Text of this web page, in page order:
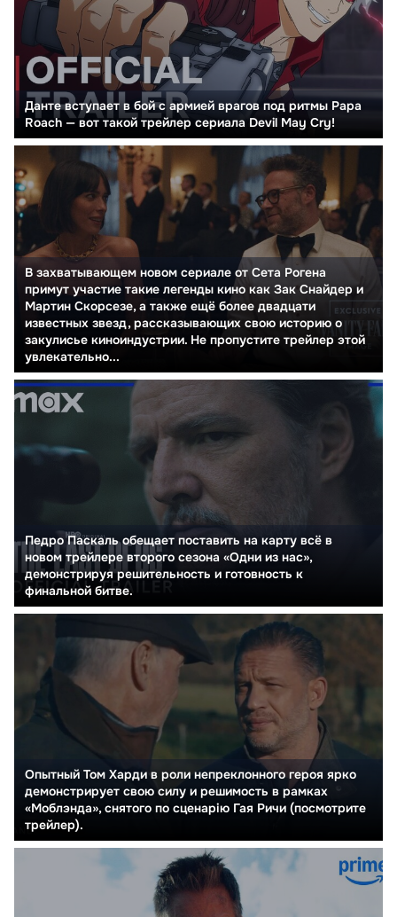
Данте вступает в бой с армией врагов под ритмы Papa
Roach — вот такой трейлер сериала Devil May Cry!
В захватывающем новом сериале от Сета Рогена
примут участие такие легенды кино как Зак Снайдер и
Мартин Скорсезе, а также ещё более двадцати
известных звезд, рассказывающих свою историю о
закулисье киноиндустрии. Не пропустите трейлер этой
увлекательно...
Педро Паскаль обещает поставить на карту всё в
новом трейлере второго сезона «Одни из нас»,
демонстрируя решительность и готовность к
финальной битве.
Опытный Том Харди в роли непреклонного героя ярко
демонстрирует свою силу и решимость в рамках
«Моблэнда», снятого по сценарію Гая Ричи (посмотрите
трейлер).